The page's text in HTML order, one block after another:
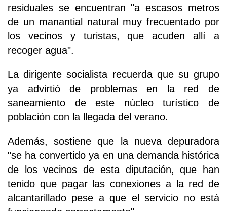
residuales se encuentran "a escasos metros
de un manantial natural muy frecuentado por
los vecinos y turistas, que acuden allí a
recoger agua".
La dirigente socialista recuerda que su grupo
ya advirtió de problemas en la red de
saneamiento de este núcleo turístico de
población con la llegada del verano.
Además, sostiene que la nueva depuradora
"se ha convertido ya en una demanda histórica
de los vecinos de esta diputación, que han
tenido que pagar las conexiones a la red de
alcantarillado pese a que el servicio no está